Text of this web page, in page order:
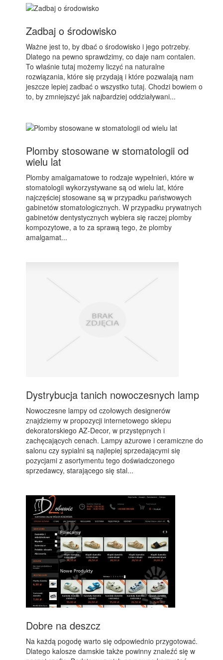
Zadbaj o środowisko
Ważne jest to, by dbać o środowisko i jego potrzeby.
Dlatego na pewno sprawdzimy, co daje nam contalen.
To właśnie tutaj możemy liczyć na naturalne
rozwiązania, które się przydają i które pozwalają nam
jeszcze lepiej zadbać o wszystko tutaj. Chodzi bowiem o
to, by zmniejszyć jak najbardziej oddziaływani...
Plomby stosowane w stomatologii od
wielu lat
Plomby amalgamatowe to rodzaje wypełnień, które w
stomatologii wykorzystywane są od wielu lat, które
najczęściej stosowane są w przypadku państwowych
gabinetów stomatologicznych. W przypadku prywatnych
gabinetów dentystycznych wybiera się raczej plomby
kompozytowe, a to za sprawą tego, że plomby
amalgamat...
Dystrybucja tanich nowoczesnych lamp
Nowoczesne lampy od czołowych designerów
znajdziemy w propozycji internetowego sklepu
dekoratorskiego AZ-Decor, w przystępnych i
zachęcających cenach. Lampy ażurowe i ceramiczne do
salonu czy sypialni są najlepiej sprzedającymi się
pozycjami z asortymentu tego doświadczonego
sprzedawcy, starającego się stal...
Dobre na deszcz
Na każdą pogodę warto się odpowiednio przygotować.
Dlatego kalosze damskie także powinny znaleźć się w